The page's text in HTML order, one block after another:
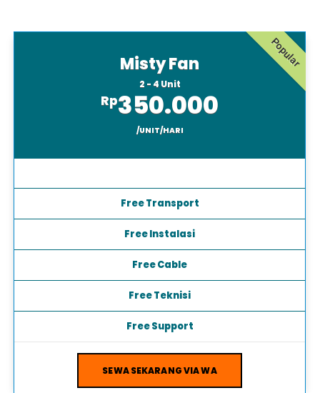
Popular
Misty Fan
2 - 4 Unit
350.000
Free Transport
Free Instalasi
Free Cable
Free Teknisi
Free Support
SEWA SEKARANG VIA WA